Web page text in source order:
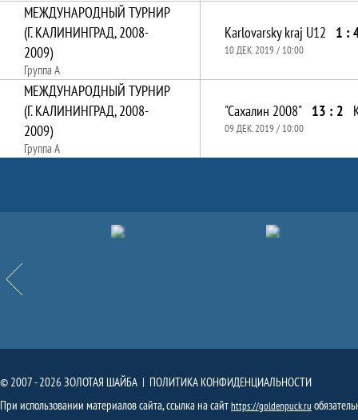
МЕЖДУНАРОДНЫЙ ТУРНИР
(Г. КАЛИНИНГРАД, 2008-
2009)
Группа А
Karlovarsky kraj U12 1 :
10 ДЕК. 2019 / 10:00
МЕЖДУНАРОДНЫЙ ТУРНИР
(Г. КАЛИНИНГРАД, 2008-
2009)
Группа А
"Сахалин 2008" 13 : 2
09 ДЕК. 2019 / 10:00
Назад
© 2007 - 2026 ЗОЛОТАЯ ШАЙБА | ПОЛИТИКА КОНФИДЕНЦИАЛЬНОСТИ
При использовании материалов сайта, ссылка на сайтhttps://goldenpuck.ru